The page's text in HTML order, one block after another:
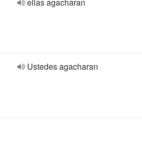
Ustedes agacharan